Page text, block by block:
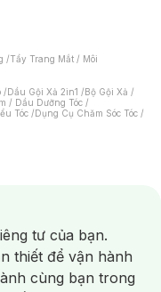
/Tẩy Trang Mắt / Môi
/Dầu Gội Xả 2in1 /Bộ Gội Xả /
/ Dầu Dưỡng Tóc /
Tóc /Dụng Cụ Chăm Sóc Tóc /
Hơi /Nước Rửa Tay/
Chải Điện/
/ Nước Súc Miệng/
Sinh/Dưỡng Vùng Kín/
/Bọt Cạo Râu /Dao Cạo Râu/
tư của bạn.
thiết để vận hành
cùng bạn trong